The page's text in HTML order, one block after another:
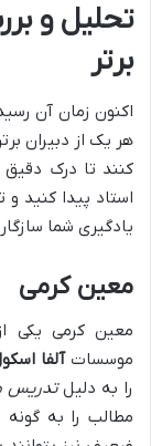
تحلیل و
برتر
اکنون زمان آن
هر یک از دبیران
کنند تا درک دقیق
استاد پیدا
یادگیری شما
معین کرمی
معین کرمی یکی
موسساتآلفا
را به دلیلتدریس
مطالب را به